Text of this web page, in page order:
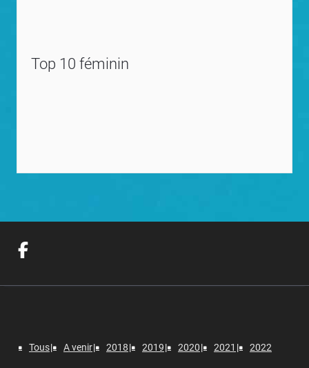
Top 10 féminin
Tous A venir 2018 2019 2020 2021 2022